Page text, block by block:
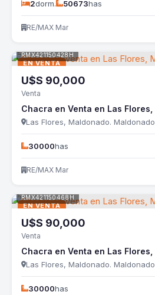
2dorm. 50673has
RE/MAX Mar
EN VENTA
RMX421150428H
U$S 90,000
Venta
Las Flores, Maldonado. Maldonado
30000has
RE/MAX Mar
EN VENTA
RMX421150468H
U$S 90,000
Venta
Las Flores, Maldonado. Maldonado
30000has